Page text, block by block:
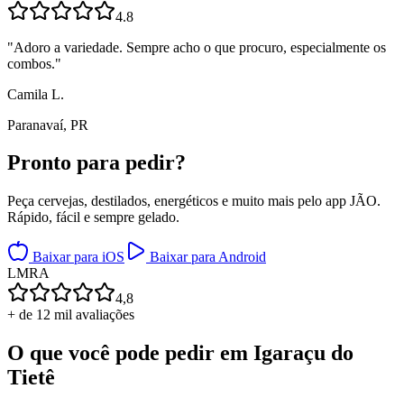
4.8
"Adoro a variedade. Sempre acho o que procuro, especialmente os
combos."
Camila L.
Paranavaí, PR
Pronto para pedir?
Peça cervejas, destilados, energéticos e muito mais pelo app JÃO.
Rápido, fácil e sempre gelado.
Baixar para iOS
Baixar para Android
LMRA
4,8
+ de 12 mil avaliações
O que você pode pedir em Igaraçu do
Tietê